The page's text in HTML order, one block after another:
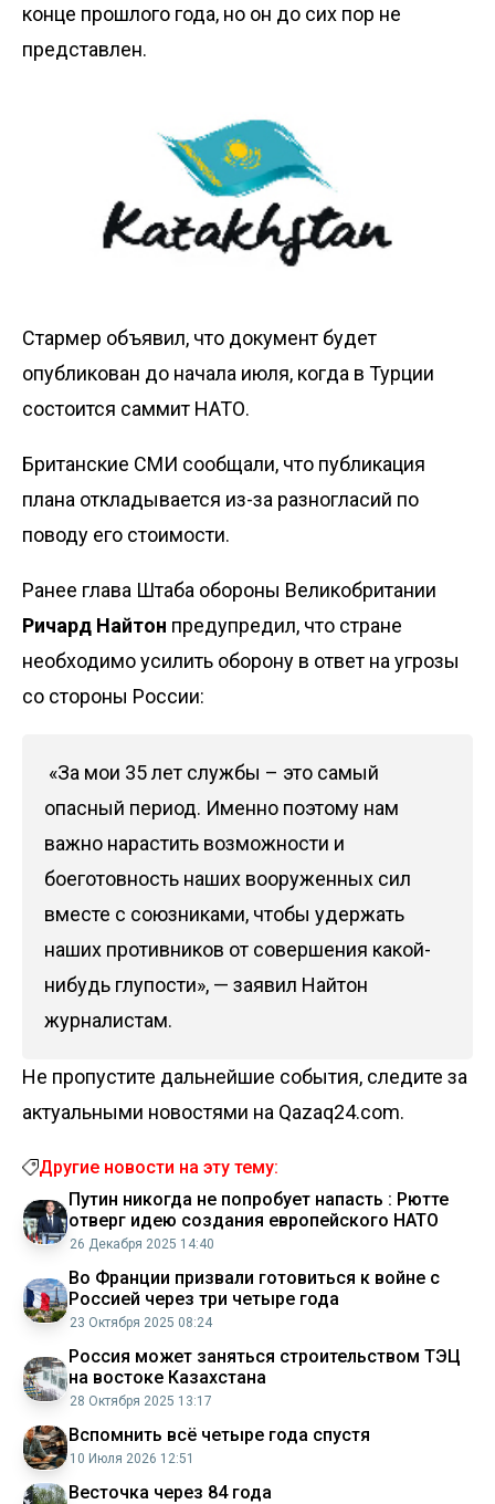
конце прошлого года, но он до сих пор не
представлен.
Стармер объявил, что документ будет
опубликован до начала июля, когда в Турции
состоится саммит НАТО.
Британские СМИ сообщали, что публикация
плана откладывается из-за разногласий по
поводу его стоимости.
Ранее глава Штаба обороны Великобритании
Ричард Найтон предупредил, что стране
необходимо усилить оборону в ответ на угрозы
со стороны России:
«За мои 35 лет службы – это самый
опасный период. Именно поэтому нам
важно нарастить возможности и
боеготовность наших вооруженных сил
вместе с союзниками, чтобы удержать
наших противников от совершения какой-
нибудь глупости», — заявил Найтон
журналистам.
Не пропустите дальнейшие события, следите за
актуальными новостями на Qazaq24.com.
Другие новости на эту тему:
Путин никогда не попробует напасть : Рютте
отверг идею создания европейского НАТО
26 Декабря 2025 14:40
Во Франции призвали готовиться к войне с
Россией через три четыре года
23 Октября 2025 08:24
Россия может заняться строительством ТЭЦ
на востоке Казахстана
28 Октября 2025 13:17
Вспомнить всё четыре года спустя
10 Июля 2026 12:51
Весточка через 84 года